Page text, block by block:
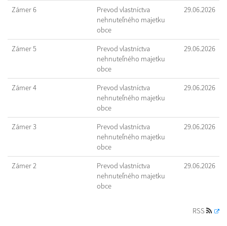
Zámer 6
Prevod vlastníctva
nehnuteľného majetku
obce
29.06.2026
Zámer 5
Prevod vlastníctva
nehnuteľného majetku
obce
29.06.2026
Zámer 4
Prevod vlastníctva
nehnuteľného majetku
obce
29.06.2026
Zámer 3
Prevod vlastníctva
nehnuteľného majetku
obce
29.06.2026
Zámer 2
Prevod vlastníctva
nehnuteľného majetku
obce
29.06.2026
RSS